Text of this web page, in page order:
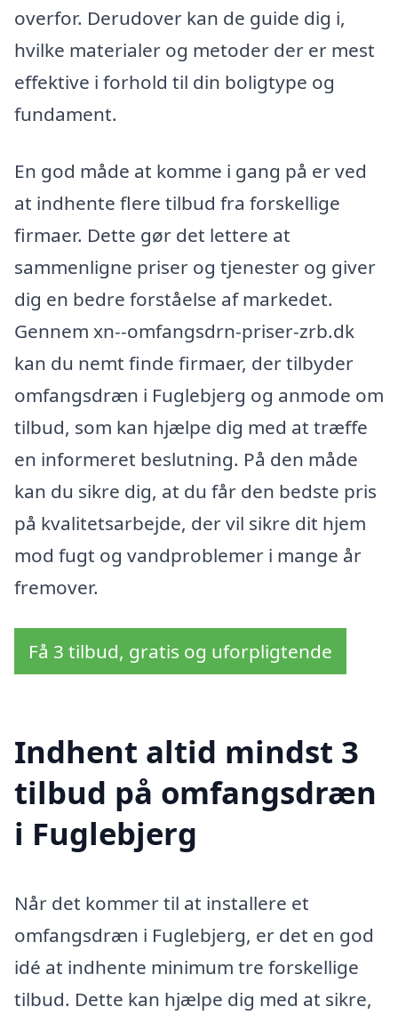
overfor. Derudover kan de guide dig i,
hvilke materialer og metoder der er mest
effektive i forhold til din boligtype og
fundament.
En god måde at komme i gang på er ved
at indhente flere tilbud fra forskellige
firmaer. Dette gør det lettere at
sammenligne priser og tjenester og giver
dig en bedre forståelse af markedet.
Gennem xn--omfangsdrn-priser-zrb.dk
kan du nemt finde firmaer, der tilbyder
omfangsdræn i Fuglebjerg og anmode om
tilbud, som kan hjælpe dig med at træffe
en informeret beslutning. På den måde
kan du sikre dig, at du får den bedste pris
på kvalitetsarbejde, der vil sikre dit hjem
mod fugt og vandproblemer i mange år
fremover.
Få 3 tilbud, gratis og uforpligtende
Indhent altid mindst 3
tilbud på omfangsdræn
i Fuglebjerg
Når det kommer til at installere et
omfangsdræn i Fuglebjerg, er det en god
idé at indhente minimum tre forskellige
tilbud. Dette kan hjælpe dig med at sikre,